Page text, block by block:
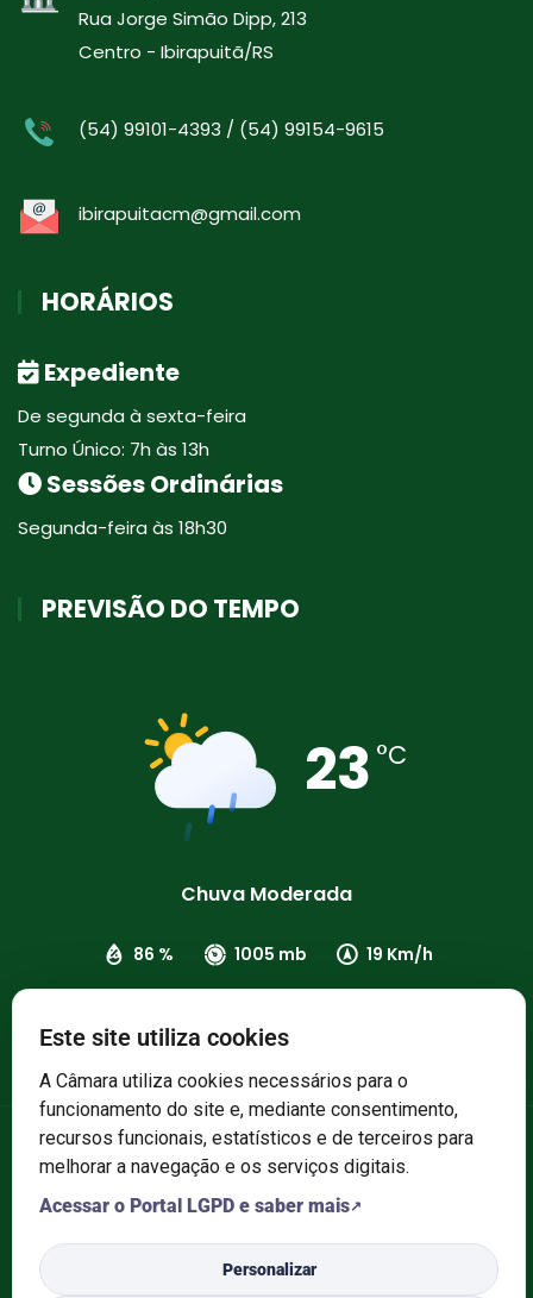
Rua Jorge Simão Dipp, 213
Centro - Ibirapuitã/RS
(54) 99101-4393 / (54) 99154-9615
ibirapuitacm@gmail.com
HORÁRIOS
Expediente
De segunda à sexta-feira
Turno Único: 7h às 13h
Sessões Ordinárias
Segunda-feira às 18h30
PREVISÃO DO TEMPO
23 °C
Chuva Moderada
86 % 1005 mb 19 Km/h
© 2025 Câmara de Vereadores de ibirapuitã/RS. Todos os direitos
Este site utiliza cookies
A Câmara utiliza cookies necessários para o
funcionamento do site e, mediante consentimento,
recursos funcionais, estatísticos e de terceiros para
melhorar a navegação e os serviços digitais.
Acessar o Portal LGPD e saber mais
Personalizar